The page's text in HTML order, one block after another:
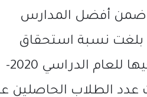
ضمن أفضل المدارس
بلغت نسبة استحقاق
الطلاب لبجروت متفوقة 69% من مجمل خريجيها للعام الدراسي 2020-
عدد الطلاب الحاصلين